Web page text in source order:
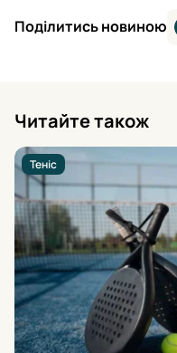
Поділитись новиною
Читайте також
Теніс